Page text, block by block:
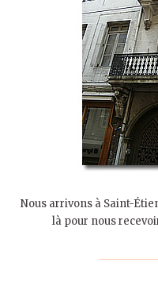
Nous arrivons à Saint-
là pour nous